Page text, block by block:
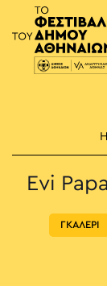
Evi
ΓΚΑΛΕΡΙ